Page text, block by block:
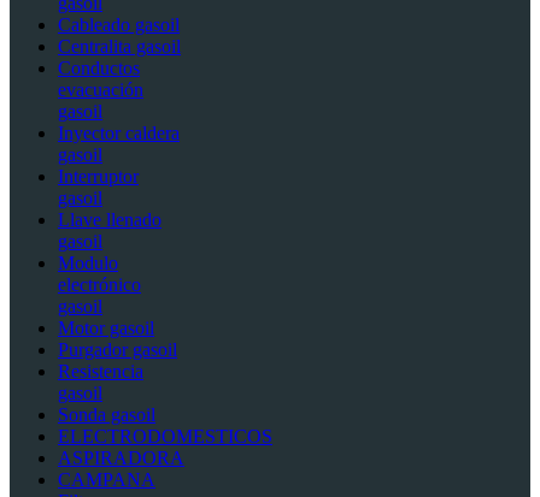
Cableado gasoil
Centralita gasoil
Conductos
evacuación
gasoil
Inyector caldera
gasoil
Interruptor
gasoil
Llave llenado
gasoil
Modulo
electrónico
gasoil
Motor gasoil
Purgador gasoil
Resistencia
gasoil
Sonda gasoil
ELECTRODOMESTICOS
ASPIRADORA
CAMPANA